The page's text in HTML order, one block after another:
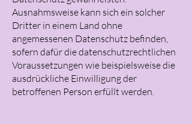
Ausnahmsweise kann sich ein solcher
Dritter in einem Land ohne
angemessenen Datenschutz befinden,
sofern dafür die datenschutzrechtlichen
Voraussetzungen wie beispielsweise die
ausdrückliche Einwilligung der
betroffenen Person erfüllt werden.